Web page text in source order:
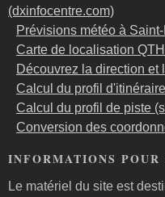
(dxinfocentre.com)
Prévisions météo à
Carte de localisation
Découvrez la direction
Calcul du profil
Calcul du profil de piste
Conversion des
INFORMATIONS POUR
Le matériel du site est